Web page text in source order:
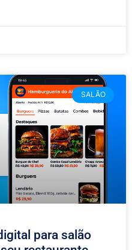
SALÃO
para salão